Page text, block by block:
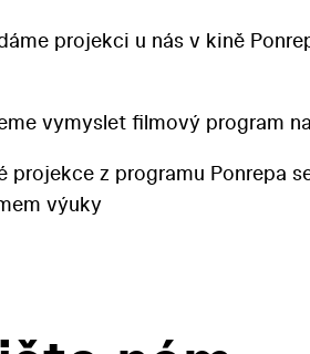
projekci u nás v kině
vymyslet filmový program
projekce z programu Ponrepa
výuky